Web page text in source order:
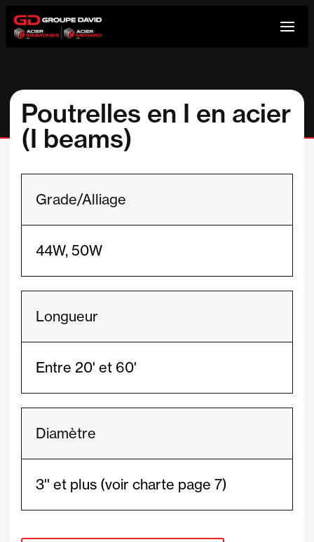
Aller
au
Poutrelles en I en acier
(I beams)
Grade/Alliage
44W, 50W
Longueur
Entre 20' et 60'
Diamètre
3'' et plus (voir charte page 7)